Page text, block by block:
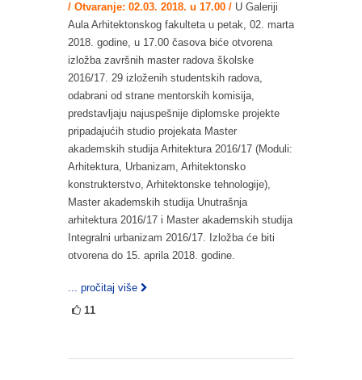
/ Otvaranje: 02.03. 2018. u 17.00 / U Galeriji
Aula Arhitektonskog fakulteta u petak, 02. marta
2018. godine, u 17.00 časova biće otvorena
izložba završnih master radova školske
2016/17. 29 izloženih studentskih radova,
odabrani od strane mentorskih komisija,
predstavljaju najuspešnije diplomske projekte
pripadajućih studio projekata Master
akademskih studija Arhitektura 2016/17 (Moduli:
Arhitektura, Urbanizam, Arhitektonsko
konstrukterstvo, Arhitektonske tehnologije),
Master akademskih studija Unutrašnja
arhitektura 2016/17 i Master akademskih studija
Integralni urbanizam 2016/17. Izložba će biti
otvorena do 15. aprila 2018. godine.
... pročitaj više
11